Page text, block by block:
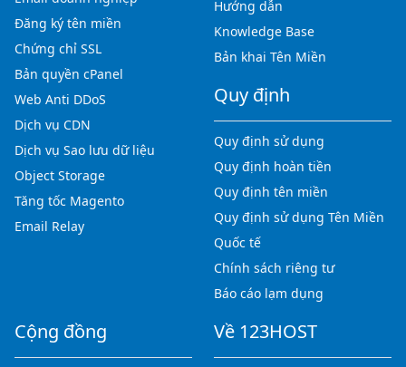
Đăng ký tên miền
Chứng chỉ SSL
Bản quyền cPanel
Web Anti DDoS
Dịch vụ CDN
Dịch vụ Sao lưu dữ liệu
Object Storage
Tăng tốc Magento
Email Relay
Hướng dẫn
Knowledge Base
Bản khai Tên Miền
Quy định
Quy định sử dụng
Quy định hoàn tiền
Quy định tên miền
Quy định sử dụng Tên Miền
Quốc tế
Chính sách riêng tư
Báo cáo lạm dụng
Cộng đồng Về 123HOST